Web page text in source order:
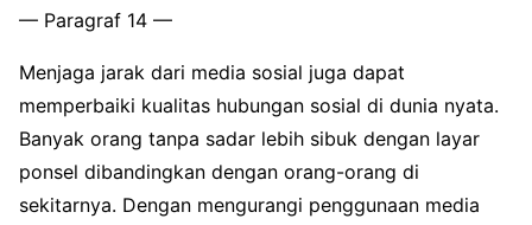
— Paragraf 14 —
Menjaga jarak dari media sosial juga dapat
memperbaiki kualitas hubungan sosial di dunia nyata.
Banyak orang tanpa sadar lebih sibuk dengan layar
ponsel dibandingkan dengan orang-orang di
sekitarnya. Dengan mengurangi penggunaan media